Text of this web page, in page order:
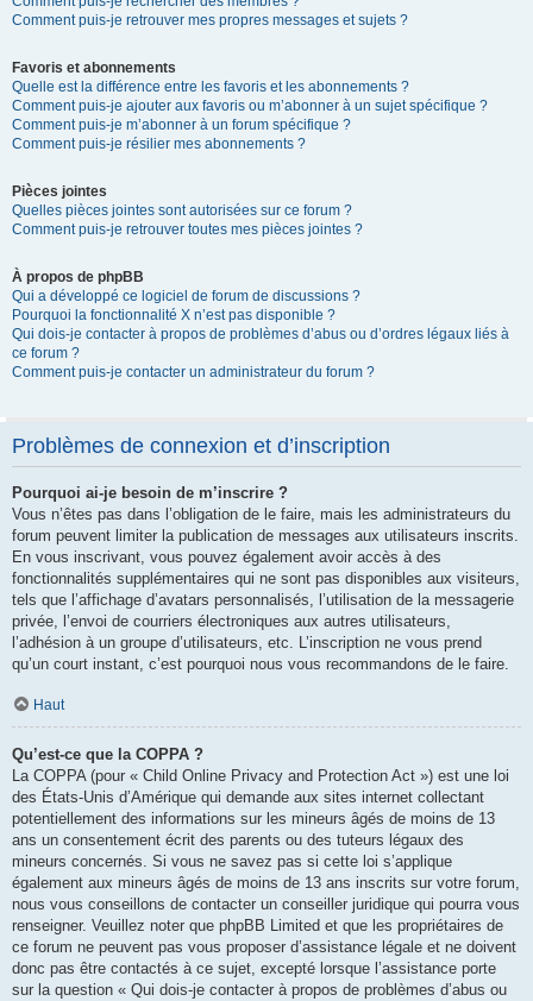
Comment puis-je retrouver mes propres messages et sujets ?
Favoris et abonnements
Quelle est la différence entre les favoris et les abonnements ?
Comment puis-je ajouter aux favoris ou m’abonner à un sujet spécifique ?
Comment puis-je m’abonner à un forum spécifique ?
Comment puis-je résilier mes abonnements ?
Pièces jointes
Quelles pièces jointes sont autorisées sur ce forum ?
Comment puis-je retrouver toutes mes pièces jointes ?
À propos de phpBB
Qui a développé ce logiciel de forum de discussions ?
Pourquoi la fonctionnalité X n’est pas disponible ?
Qui dois-je contacter à propos de problèmes d’abus ou d’ordres légaux liés à
ce forum ?
Comment puis-je contacter un administrateur du forum ?
Problèmes de connexion et d’inscription
Pourquoi ai-je besoin de m’inscrire ?
Vous n’êtes pas dans l’obligation de le faire, mais les administrateurs du
forum peuvent limiter la publication de messages aux utilisateurs inscrits.
En vous inscrivant, vous pouvez également avoir accès à des
fonctionnalités supplémentaires qui ne sont pas disponibles aux visiteurs,
tels que l’affichage d’avatars personnalisés, l’utilisation de la messagerie
privée, l’envoi de courriers électroniques aux autres utilisateurs,
l’adhésion à un groupe d’utilisateurs, etc. L’inscription ne vous prend
qu’un court instant, c’est pourquoi nous vous recommandons de le faire.
Haut
Qu’est-ce que la COPPA ?
La COPPA (pour « Child Online Privacy and Protection Act ») est une loi
des États-Unis d’Amérique qui demande aux sites internet collectant
potentiellement des informations sur les mineurs âgés de moins de 13
ans un consentement écrit des parents ou des tuteurs légaux des
mineurs concernés. Si vous ne savez pas si cette loi s’applique
également aux mineurs âgés de moins de 13 ans inscrits sur votre forum,
nous vous conseillons de contacter un conseiller juridique qui pourra vous
renseigner. Veuillez noter que phpBB Limited et que les propriétaires de
ce forum ne peuvent pas vous proposer d’assistance légale et ne doivent
donc pas être contactés à ce sujet, excepté lorsque l’assistance porte
sur la question « Qui dois-je contacter à propos de problèmes d’abus ou